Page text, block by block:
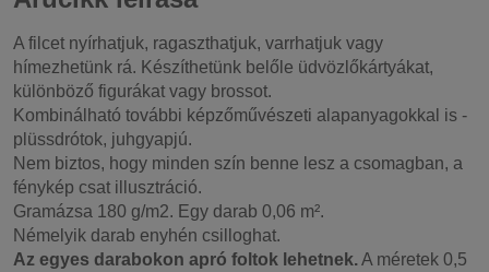
A filcet nyírhatjuk, ragaszthatjuk, varrhatjuk vagy
hímezhetünk rá. Készíthetünk belőle üdvözlőkártyákat,
különböző figurákat vagy brossot.
Kombinálható további képzőművészeti alapanyagokkal is -
plüssdrótok, juhgyapjú.
Nem biztos, hogy minden szín benne lesz a csomagban, a
fénykép csat illusztráció.
Gramázsa 180 g/m2. Egy darab 0,06 m².
Némelyik darab enyhén csilloghat.
Az egyes darabokon apró foltok lehetnek.A méretek 0,5